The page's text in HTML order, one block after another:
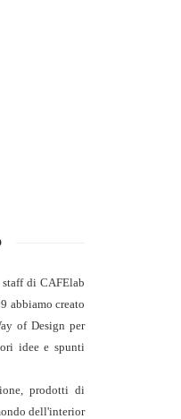
staff di CAFElab
abbiamo creato
of Design per
idee e spunti
prodotti di
dell'interior